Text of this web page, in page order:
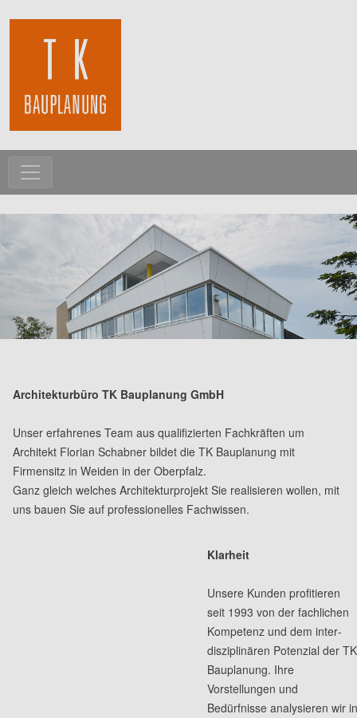
Architekturbüro TK Bauplanung GmbH
Unser erfahrenes Team aus qualifizierten Fachkräften um
Architekt Florian Schabner bildet die TK Bauplanung mit
Firmensitz in Weiden in der Oberpfalz.
Ganz gleich welches Architekturprojekt Sie realisieren wollen, mit
uns bauen Sie auf professionelles Fachwissen.
Klarheit
Unsere Kunden profitieren
seit 1993 von der fachlichen
Kompetenz und dem inter­
disziplinären Potenzial der TK
Bauplanung. Ihre
Vorstellungen und
Bedürfnisse analysieren wir